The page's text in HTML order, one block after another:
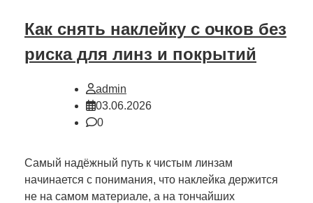
Как снять наклейку с очков без
риска для линз и покрытий
admin
03.06.2026
0
Самый надёжный путь к чистым линзам
начинается с понимания, что наклейка держится
не на самом материале, а на тончайших